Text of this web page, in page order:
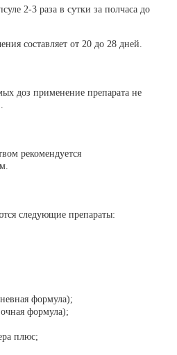
2-3 раза в сутки за полчаса до
составляет от 20 до 28 дней.
доз применение препарата не
рекомендуется
следующие препараты:
формула);
формула);
плюс;